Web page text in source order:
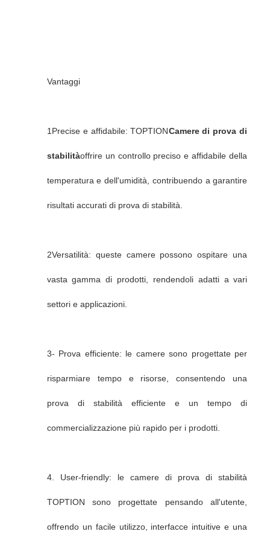
Vantaggi
1Precise e affidabile: TOPTIONCamere di prova di
stabilitàoffrire un controllo preciso e affidabile della
temperatura e dell'umidità, contribuendo a garantire
risultati accurati di prova di stabilità.
2Versatilità: queste camere possono ospitare una
vasta gamma di prodotti, rendendoli adatti a vari
settori e applicazioni.
3- Prova efficiente: le camere sono progettate per
risparmiare tempo e risorse, consentendo una
prova di stabilità efficiente e un tempo di
commercializzazione più rapido per i prodotti.
4. User-friendly: le camere di prova di stabilità
TOPTION sono progettate pensando all'utente,
offrendo un facile utilizzo, interfacce intuitive e una